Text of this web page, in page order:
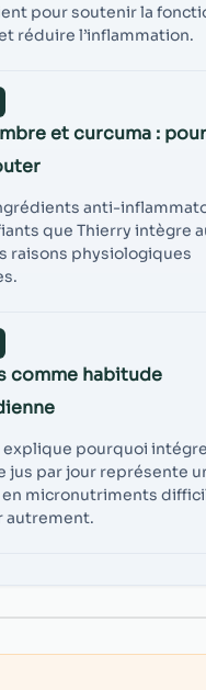
pour soutenir la
réduire l’inflammation.
et curcuma :
anti-
que Thierry intègre
raisons physiologiques
comme habitude
explique pourquoi
jus par jour représente
micronutriments
autrement.